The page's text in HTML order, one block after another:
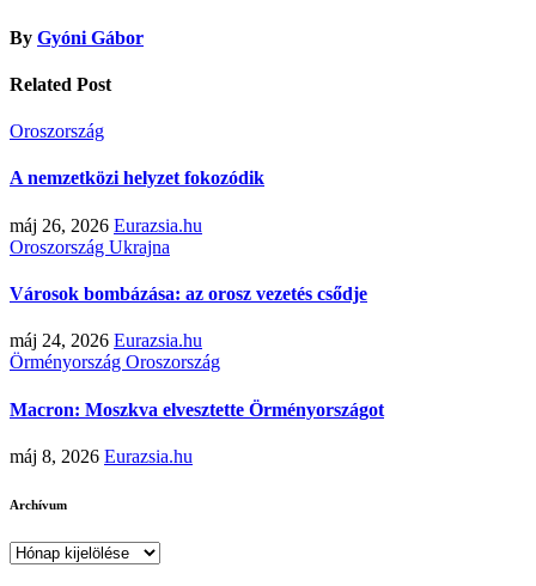
By Gyóni Gábor
Related Post
Oroszország
A nemzetközi helyzet fokozódik
máj 26, 2026 Eurazsia.hu
Oroszország Ukrajna
Városok bombázása: az orosz vezetés csődje
máj 24, 2026 Eurazsia.hu
Örményország Oroszország
Macron: Moszkva elvesztette Örményországot
máj 8, 2026 Eurazsia.hu
Archívum
Archívum